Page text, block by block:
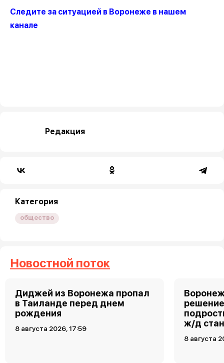
Следите за ситуацией в Воронеже в нашем
канале
Редакция
Категория
общество
Новостной поток
Диджей из Воронежа пропал
в Таиланде перед днем
рождения
8 августа 2026, 17:59
ж/д
8 августа